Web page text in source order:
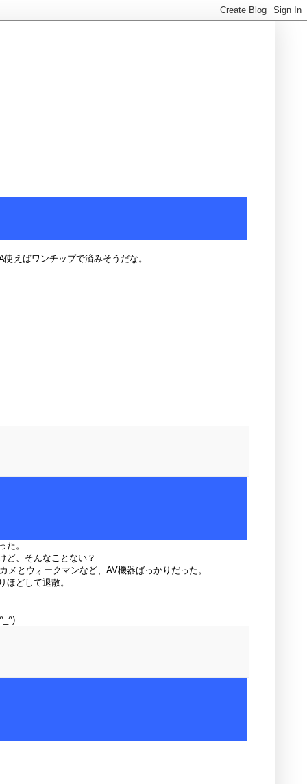
えばワンチップで済みそうだな。
た。
ど、そんなことない？
とウォークマンなど、AV機器ばっかりだった。
どして退散。